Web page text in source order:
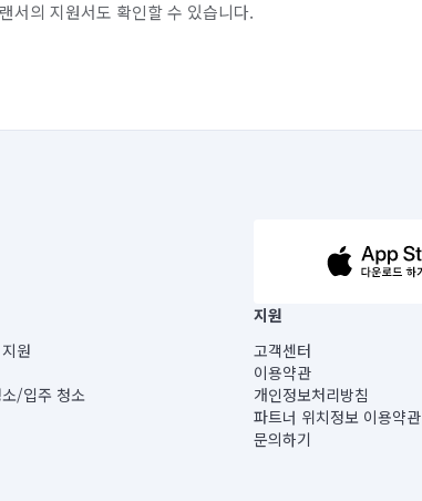
서의 지원서도 확인할 수 있습니다.
14-5-00019 |
보) |
딩) B동 5층
미소
원
/입주 청소
지원
고객센터
이용약관
개인정보처리방침
파트너 위치정보 이용약관
문의하기